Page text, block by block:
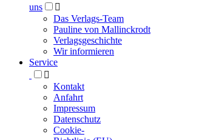
uns

Das Verlags-Team
Pauline von Mallinckrodt
Verlagsgeschichte
Wir informieren
Service

Kontakt
Anfahrt
Impressum
Datenschutz
Cookie-